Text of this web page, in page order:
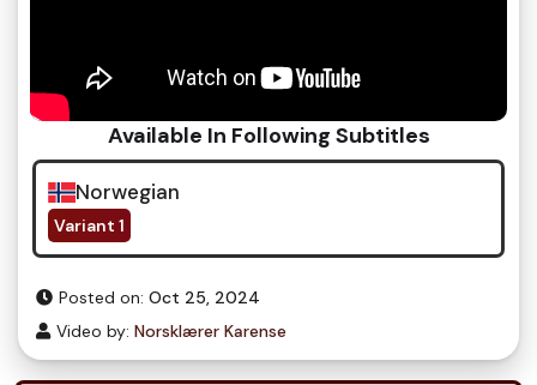
Available In Following Subtitles
Norwegian
Variant 1
Posted on: Oct 25, 2024
Video by: Norsklærer Karense